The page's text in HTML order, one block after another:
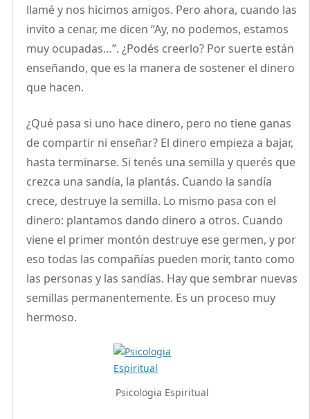
llamé y nos hicimos amigos. Pero ahora, cuando las
invito a cenar, me dicen “Ay, no podemos, estamos
muy ocupadas…”. ¿Podés creerlo? Por suerte están
enseñando, que es la manera de sostener el dinero
que hacen.
¿Qué pasa si uno hace dinero, pero no tiene ganas
de compartir ni enseñar? El dinero empieza a bajar,
hasta terminarse. Si tenés una semilla y querés que
crezca una sandía, la plantás. Cuando la sandía
crece, destruye la semilla. Lo mismo pasa con el
dinero: plantamos dando dinero a otros. Cuando
viene el primer montón destruye ese germen, y por
eso todas las compañías pueden morir, tanto como
las personas y las sandías. Hay que sembrar nuevas
semillas permanentemente. Es un proceso muy
hermoso.
Psicologia Espiritual